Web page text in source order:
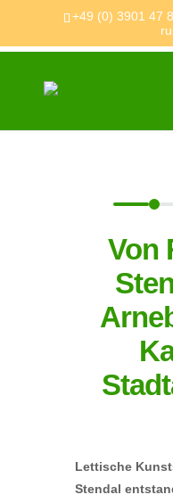
+49 (0) 3901 47
Von
Lettische
Stendal